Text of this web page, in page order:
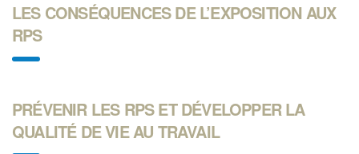
LES CONSÉQUENCES DE L’EXPOSITION AUX
RPS
PRÉVENIR LES RPS ET DÉVELOPPER LA
QUALITÉ DE VIE AU TRAVAIL